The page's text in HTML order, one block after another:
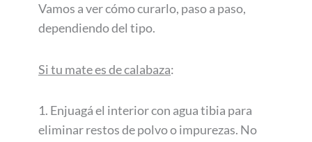
Vamos a ver cómo curarlo, paso a paso,
dependiendo del tipo.
Si tu mate es de calabaza:
1. Enjuagá el interior con agua tibia para
eliminar restos de polvo o impurezas. No